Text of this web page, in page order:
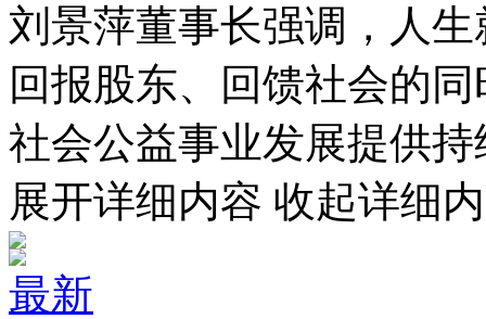
刘景萍董事长强调，
回报股东、回馈社会的同
社会公益事业发展提供
展开详细内容 收起详细
最新